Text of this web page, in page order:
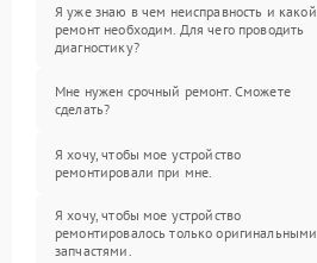
Я уже знаю в чем неисправность и какой
ремонт необходим. Для чего проводить
диагностику?
Мне нужен срочный ремонт. Сможете
сделать?
Я хочу, чтобы мое устройство
ремонтировали при мне.
Я хочу, чтобы мое устройство
ремонтировалось только оригинальными
запчастями.